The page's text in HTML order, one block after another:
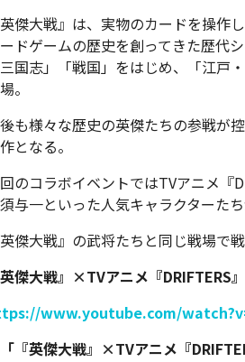
英傑大戦』は、実物のカードを操作
ドゲームの歴史を創ってきた歴代
三国志」「戦国」をはじめ、「江戸
。
も様々な歴史の英傑たちの参戦が
となる。
のコラボイベントではTVアニメ『
与一といった人気キャラクターた
英傑大戦』の武将たちと同じ戦場で
英傑大戦』×TVアニメ『DRIFTERS
www.youtube.com/
『英傑大戦』×TVアニメ『